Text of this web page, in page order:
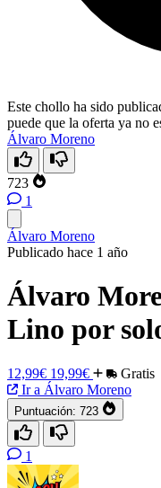
Este chollo ha sido
puede que la oferta ya no
Álvaro Moreno
723
1
Álvaro Moreno
Publicado hace 1 año
Álvaro
Lino por
12,99€ 19,99€
Gratis
Ir a Álvaro Moreno
Puntuación: 723
1